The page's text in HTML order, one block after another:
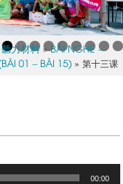
力材料 »BÀI NGHE –
01 – BÀI 15) »第十三课
00:00